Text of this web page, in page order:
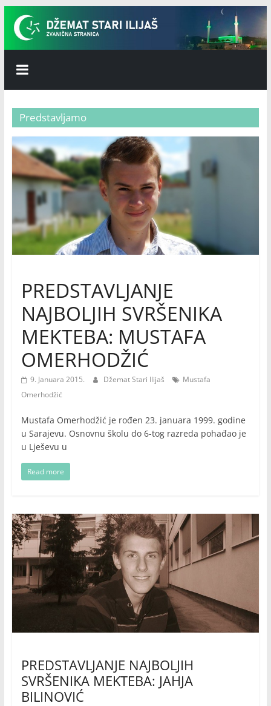
Skip
content
Džemat
Stari
Ilijaš
Predstavljamo
PREDSTAVLJANJE
NAJBOLJIH SVRŠENIKA
MEKTEBA: MUSTAFA
OMERHODŽIĆ
9. Januara 2015. Džemat Stari Ilijaš
Mustafa
Omerhodžić
Mustafa Omerhodžić je rođen 23. januara 1999. godine
u Sarajevu. Osnovnu školu do 6-tog razreda pohađao je
u Lješevu u
Read more
PREDSTAVLJANJE NAJBOLJIH
SVRŠENIKA MEKTEBA: JAHJA
BILINOVIĆ